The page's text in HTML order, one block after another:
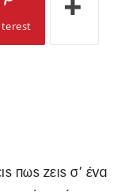
πως ζεις σ’ ένα